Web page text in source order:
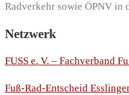
Radverkehr sowie ÖPNV in
Netzwerk
FUSS e. V. – Fachverband
Fuß-Rad-Entscheid